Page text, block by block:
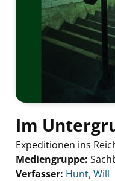
Im
Expeditionen ins
Mediengruppe:
Verfasser: Suche
Hunt, Will